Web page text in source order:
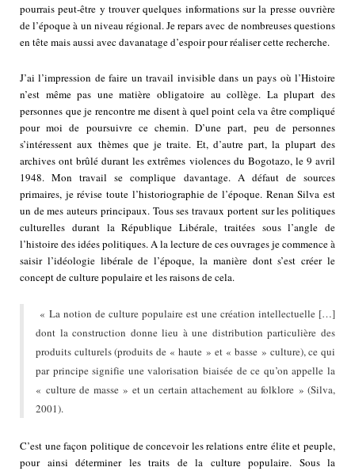
pourrais peut-être y trouver quelques informations sur la presse ouvrière
de l’époque à un niveau régional. Je repars avec de nombreuses questions
en tête mais aussi avec davanatage d’espoir pour réaliser cette recherche.
J’ai l’impression de faire un travail invisible dans un pays où l’Histoire
n’est même pas une matière obligatoire au collège. La plupart des
personnes que je rencontre me disent à quel point cela va être compliqué
pour moi de poursuivre ce chemin. D’une part, peu de personnes
s’intéressent aux thèmes que je traite. Et, d’autre part, la plupart des
archives ont brûlé durant les extrêmes violences du Bogotazo, le 9 avril
1948. Mon travail se complique davantage. A défaut de sources
primaires, je révise toute l’historiographie de l’époque. Renan Silva est
un de mes auteurs principaux. Tous ses travaux portent sur les politiques
culturelles durant la République Libérale, traitées sous l’angle de
l’histoire des idées politiques. A la lecture de ces ouvrages je commence à
saisir l’idéologie libérale de l’époque, la manière dont s’est créer le
concept de culture populaire et les raisons de cela.
« La notion de culture populaire est une création intellectuelle […]
dont la construction donne lieu à une distribution particulière des
produits culturels (produits de « haute » et « basse » culture), ce qui
par principe signifie une valorisation biaisée de ce qu’on appelle la
« culture de masse » et un certain attachement au folklore » (Silva,
2001).
C’est une façon politique de concevoir les relations entre élite et peuple,
pour ainsi déterminer les traits de la culture populaire. Sous la